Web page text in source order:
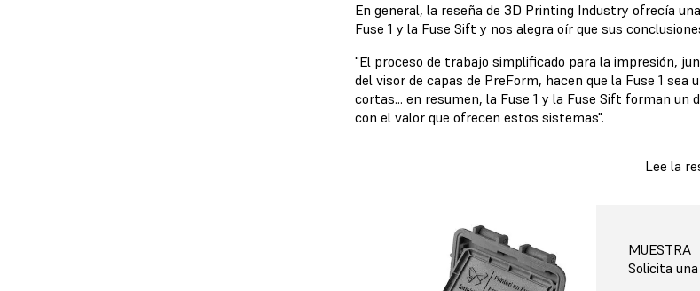
En general, la reseña de 3D Printing Industry ofrecía
Fuse 1 y la Fuse Sift y nos alegra oír que sus
"El proceso de trabajo simplificado para la impresión,
del visor de capas de PreForm, hacen que la Fuse 1
cortas... en resumen, la Fuse 1 y la Fuse Sift forman
con el valor que ofrecen estos sistemas".
Lee la
MUESTRA
Solicita